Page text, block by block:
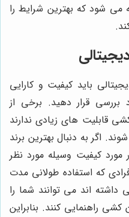
می شود که بهترین شرایط را
باید کیفیت و کارایی
قرار دهید. برخی از
قابلیت های زیادی ندارند
اگر به دنبال بهترین برند
کیفیت وسیله مورد نظر
که استفاده طولانی مدت
اند می توانند شما را
راهنمایی کنند. بنابراین